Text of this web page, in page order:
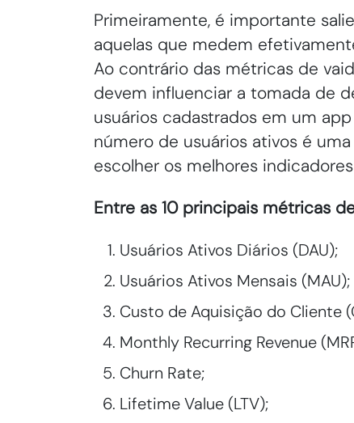
Primeiramente, é importante
aquelas que medem
Ao contrário das métricas de
devem influenciar a tomada de
usuários cadastrados em um
número de usuários ativos é
escolher os melhores
Entre as 10 principais métricas
Usuários Ativos Diários (DAU);
Usuários Ativos Mensais (MAU);
Custo de Aquisição do Cliente
Monthly Recurring Revenue
Churn Rate;
Lifetime Value (LTV);